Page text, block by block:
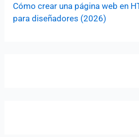
Cómo crear una página web en
para diseñadores (2026)